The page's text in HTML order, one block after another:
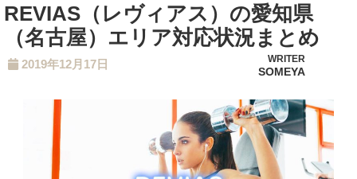
REVIAS（レヴィアス）の愛知県
（名古屋）エリア対応状況まとめ
2019年12月17日 WRITER
SOMEYA